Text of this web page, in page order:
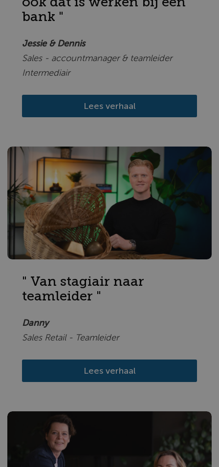
bank "
Jessie & Dennis
Sales - accountmanager & teamleider
Intermediair
Lees verhaal
" Van stagiair naar
teamleider "
Danny
Sales Retail - Teamleider
Lees verhaal